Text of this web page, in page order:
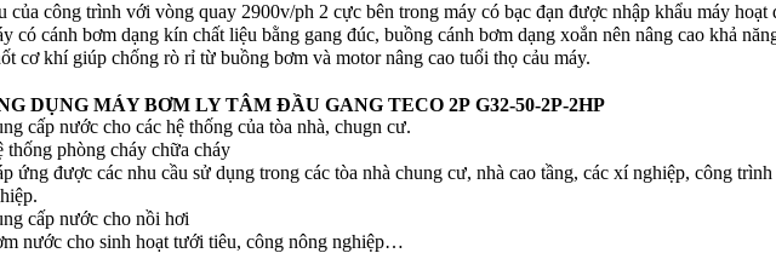
của công trình với vòng quay 2900v/ph 2 cực bên trong máy có bạc đạn được nhập khẩu máy
có cánh bơm dạng kín chất liệu bằng gang đúc, buồng cánh bơm dạng xoắn nên nâng cao khả
cơ khí giúp chống rò rỉ từ buồng bơm và motor nâng cao tuổi thọ cảu máy.
DỤNG MÁY BƠM LY TÂM ĐẦU GANG TECO 2P G32-50-2P-2HP
cấp nước cho các hệ thống của tòa nhà, chugn cư.
thống phòng cháy chữa cháy
ứng được các nhu cầu sử dụng trong các tòa nhà chung cư, nhà cao tầng, các xí nghiệp, công
cấp nước cho nồi hơi
nước cho sinh hoạt tưới tiêu, công nông nghiệp…